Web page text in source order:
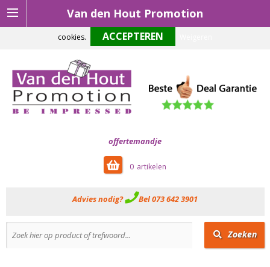
Van den Hout Promotion
offertemandje
0
Advies nodig? Bel 073 642 3901
Zoeken
Om onze website optimaal te laten functioneren maken wij gebruik van
cookies.